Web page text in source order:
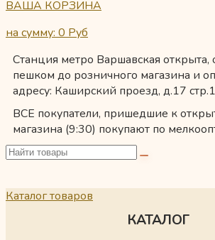
ВАША КОРЗИНА
на сумму: 0 Руб
Станция метро Варшавская открыта,
пешком до розничного магазина и
адресу: Каширский проезд, д.17 стр.1
ВСЕ покупатели, пришедшие к
магазина (9:30) покупают по
Каталог товаров
КАТАЛОГ